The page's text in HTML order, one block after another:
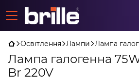
Освітлення Лампи Лампа
Лампа галогенна
Br 220V